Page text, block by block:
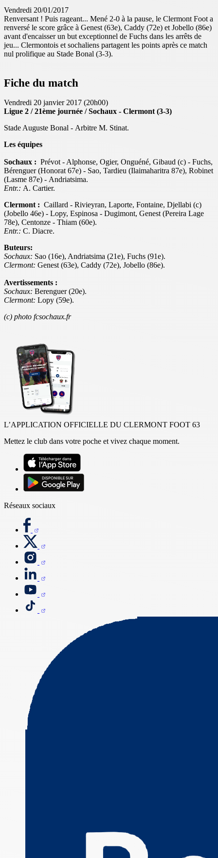
Vendredi 20/01/2017
Renversant ! Puis rageant... Mené 2-0 à la pause, le Clermont Foot a
renversé le score grâce à Genest (63e), Caddy (72e) et Jobello (86e)
avant d'encaisser un but exceptionnel de Fuchs dans les arrêts de
jeu... Clermontois et sochaliens partagent les points après ce match
nul prolifique au Stade Bonal (3-3).
Fiche du match
Vendredi 20 janvier 2017 (20h00)
Ligue 2 / 21ème journée / Sochaux - Clermont (3-3)
Stade Auguste Bonal - Arbitre M. Stinat.
Les équipes
Sochaux : Prévot - Alphonse, Ogier, Onguéné, Gibaud (c) - Fuchs,
Bérenguer (Honorat 67e) - Sao, Tardieu (Ilaimaharitra 87e), Robinet
(Lasme 87e) - Andriatsima.
Entr.: A. Cartier.
Clermont : Caillard - Rivieyran, Laporte, Fontaine, Djellabi (c)
(Jobello 46e) - Lopy, Espinosa - Dugimont, Genest (Pereira Lage
78e), Centonze - Thiam (60e).
Entr.: C. Diacre.
Buteurs:
Sochaux: Sao (16e), Andriatsima (21e), Fuchs (91e).
Clermont: Genest (63e), Caddy (72e), Jobello (86e).
Avertissements :
Sochaux: Berenguer (20e).
Clermont: Lopy (59e).
(c) photo fcsochaux.fr
L’APPLICATION OFFICIELLE DU CLERMONT FOOT 63
Mettez le club dans votre poche et vivez chaque moment.
Réseaux sociaux